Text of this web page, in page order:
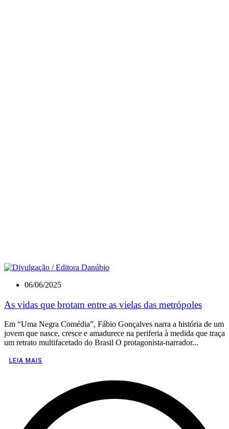
06/06/2025
As vidas que brotam entre as vielas das metrópoles
Em “Uma Negra Comédia”, Fábio Gonçalves narra a história de um
jovem que nasce, cresce e amadurece na periferia à medida que traça
um retrato multifacetado do Brasil O protagonista-narrador...
LEIA MAIS